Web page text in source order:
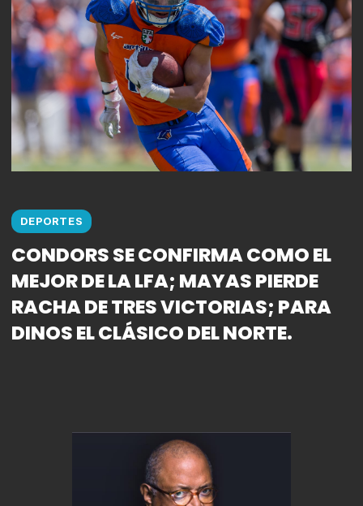
DEPORTES
CONDORS SE CONFIRMA COMO EL
MEJOR DE LA LFA; MAYAS PIERDE
RACHA DE TRES VICTORIAS; PARA
DINOS EL CLÁSICO DEL NORTE.